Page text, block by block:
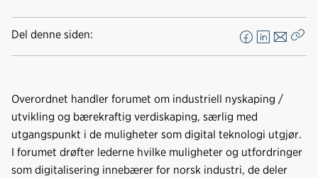
Del denne siden:
F
e
b
o
k
L
k
e
d
I
E
o
t
Overordnet handler forumet om industriell nyskaping /
utvikling og bærekraftig verdiskaping, særlig med
utgangspunkt i de muligheter som digital teknologi utgjør.
I forumet drøfter lederne hvilke muligheter og utfordringer
som digitalisering innebærer for norsk industri, de deler